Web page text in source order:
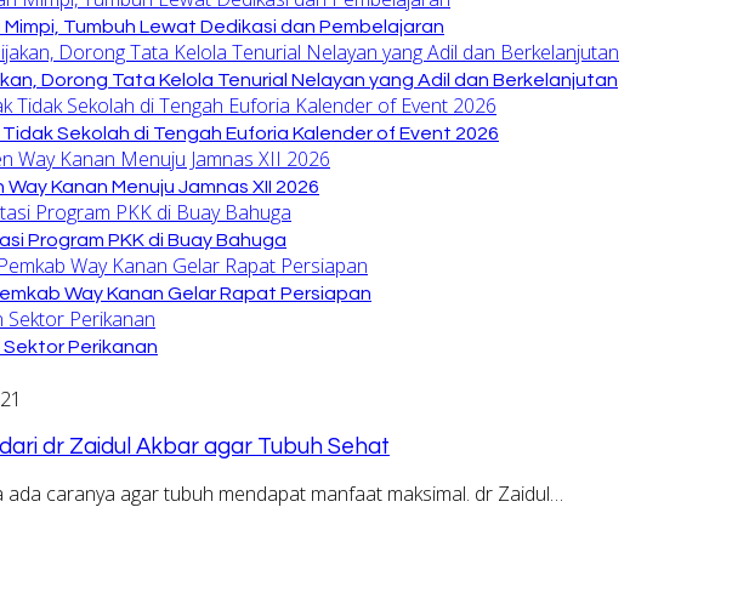
Tumbuh Lewat Dedikasi dan Pembelajaran
Dorong Tata Kelola Tenurial Nelayan yang Adil dan Berkelanjutan
Sekolah di Tengah Euforia Kalender of Event 2026
Kanan Menuju Jamnas XII 2026
Program PKK di Buay Bahuga
Way Kanan Gelar Rapat Persiapan
Perikanan
dr Zaidul Akbar agar Tubuh Sehat
caranya agar tubuh mendapat manfaat maksimal. dr Zaidul…